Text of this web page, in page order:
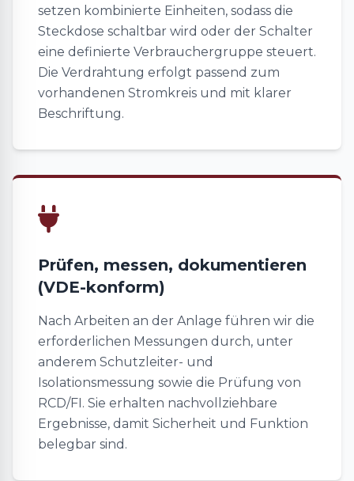
setzen kombinierte Einheiten, sodass die
Steckdose schaltbar wird oder der Schalter
eine definierte Verbrauchergruppe steuert.
Die Verdrahtung erfolgt passend zum
vorhandenen Stromkreis und mit klarer
Beschriftung.
Prüfen, messen, dokumentieren
(VDE-konform)
Nach Arbeiten an der Anlage führen wir die
erforderlichen Messungen durch, unter
anderem Schutzleiter- und
Isolationsmessung sowie die Prüfung von
RCD/FI. Sie erhalten nachvollziehbare
Ergebnisse, damit Sicherheit und Funktion
belegbar sind.